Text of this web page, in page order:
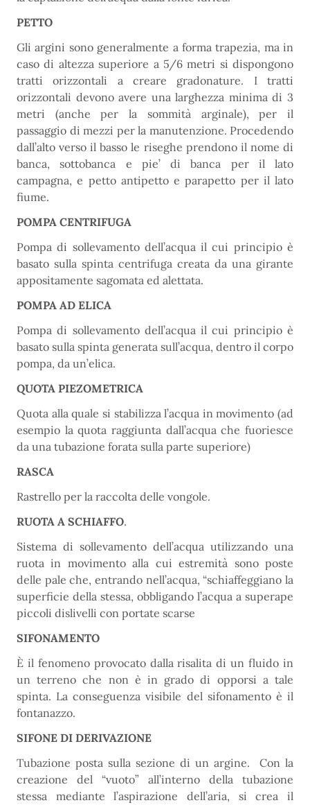
PETTO
Gli argini sono generalmente a forma trapezia, ma in
caso di altezza superiore a 5/6 metri si dispongono
tratti orizzontali a creare gradonature. I tratti
orizzontali devono avere una larghezza minima di 3
metri (anche per la sommità arginale), per il
passaggio di mezzi per la manutenzione. Procedendo
dall’alto verso il basso le riseghe prendono il nome di
banca, sottobanca e pie’ di banca per il lato
campagna, e petto antipetto e parapetto per il lato
fiume.
POMPA CENTRIFUGA
Pompa di sollevamento dell’acqua il cui principio è
basato sulla spinta centrifuga creata da una girante
appositamente sagomata ed alettata.
POMPA AD ELICA
Pompa di sollevamento dell’acqua il cui principio è
basato sulla spinta generata sull’acqua, dentro il corpo
pompa, da un’elica.
QUOTA PIEZOMETRICA
Quota alla quale si stabilizza l’acqua in movimento (ad
esempio la quota raggiunta dall’acqua che fuoriesce
da una tubazione forata sulla parte superiore)
RASCA
Rastrello per la raccolta delle vongole.
RUOTA A SCHIAFFO.
Sistema di sollevamento dell’acqua utilizzando una
ruota in movimento alla cui estremità sono poste
delle pale che, entrando nell’acqua, “schiaffeggiano la
superficie della stessa, obbligando l’acqua a superape
piccoli dislivelli con portate scarse
SIFONAMENTO
È il fenomeno provocato dalla risalita di un fluido in
un terreno che non è in grado di opporsi a tale
spinta. La conseguenza visibile del sifonamento è il
fontanazzo.
SIFONE DI DERIVAZIONE
Tubazione posta sulla sezione di un argine. Con la
creazione del “vuoto” all’interno della tubazione
stessa mediante l’aspirazione dell’aria, si crea il